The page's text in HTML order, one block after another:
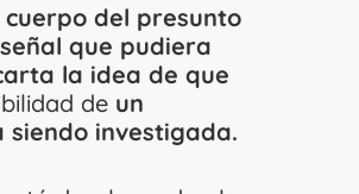
cuerpo del presunto
que pudiera
la idea de que
de un
investigada.